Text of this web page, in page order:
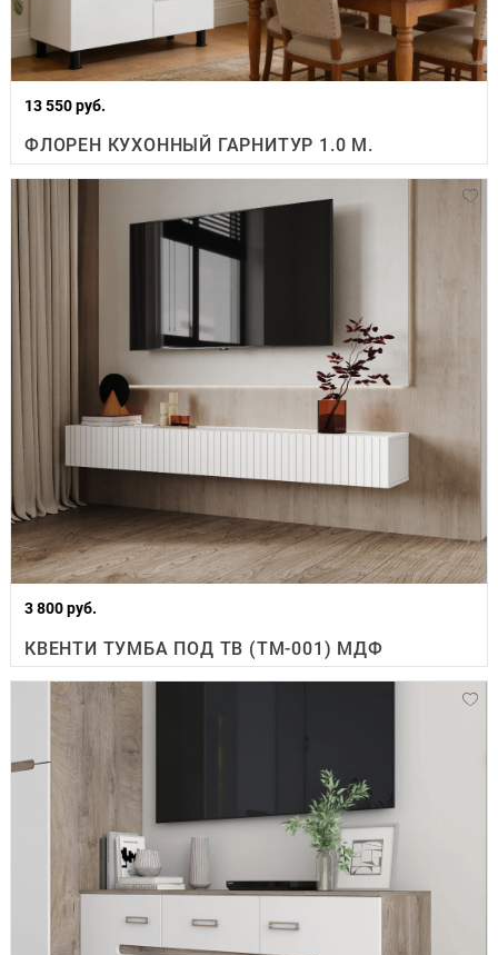
13 550 руб.
ФЛОРЕН КУХОННЫЙ ГАРНИТУР 1.0 М.
3 800 руб.
КВЕНТИ ТУМБА ПОД ТВ (ТМ-001) МДФ